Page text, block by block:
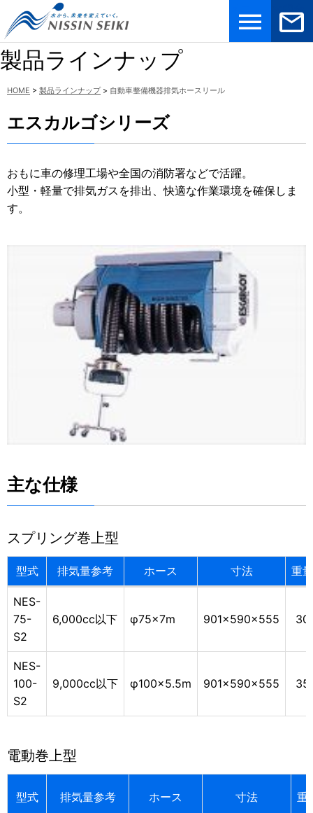
ー
お問合
製品ラインナップ
HOME > 製品ラインナップ> 自動車整備機器排気ホースリール
エスカルゴシリーズ
おもに車の修理工場や全国の消防署などで活躍。
小型・軽量で排気ガスを排出、快適な作業環境を確保しま
す。
主な仕様
スプリング巻上型
型式 排気量参考 ホース 寸法 重量
NES-
75-
S2
6,000cc以下 φ75×7m 901×590×555 30
NES-
100-
S2
9,000cc以下 φ100×5.5m 901×590×555 35
電動巻上型
型式 排気量参考 ホース 寸法 重